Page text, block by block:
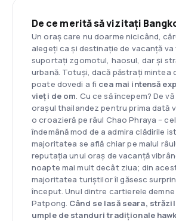
De ce merită să vizitați
Un oraș care nu doarme nicicând,
alegeți ca și destinație de vacanță va
suportați zgomotul, haosul, dar și
urbană. Totuși, dacă păstrați mintea
poate dovedi a fi cea mai intensă
vieți de om. Cu ce să începem? De
orașul thailandez pentru prima dată
o croazieră pe râul Chao Phraya –
îndemână mod de a admira clădirile
majoritatea se află chiar pe malul
reputația unui oraș de vacanță
noapte mai mult decât ziua; din
majoritatea turiștilor îl găsesc
început. Unul dintre cartierele
Patpong. Când se lasă seara,
umple de standuri tradiționale